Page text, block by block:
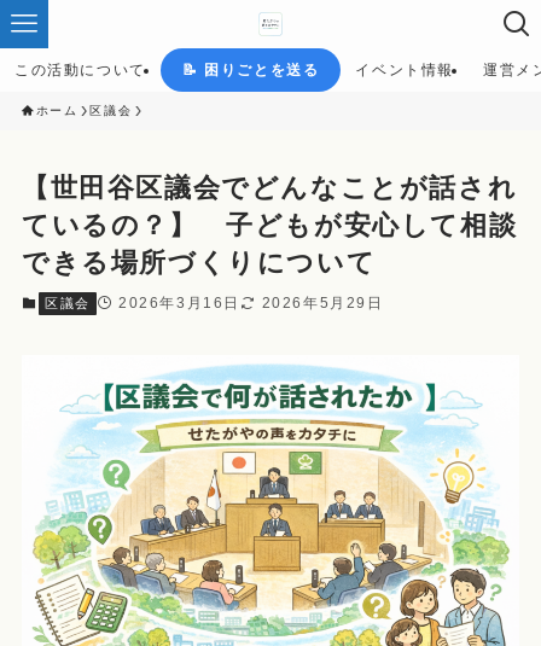
この活動について 📝 困りごとを送る イベント情報 運営メ
ホーム 区議会
【世田谷区議会でどんなことが話され
ているの？】 子どもが安心して相談
できる場所づくりについて
区議会 2026年3月16日 2026年5月29日